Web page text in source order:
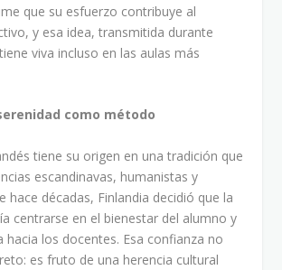
que su esfuerzo contribuye al
y esa idea, transmitida durante
viva incluso en las aulas más
como método
tiene su origen en una tradición que
escandinavas, humanistas y
hace décadas, Finlandia decidió que la
centrarse en el bienestar del alumno y
hacia los docentes. Esa confianza no
es fruto de una herencia cultural